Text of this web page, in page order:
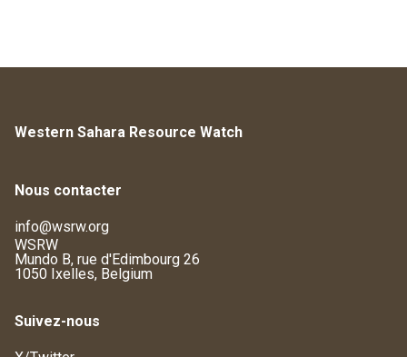
Western Sahara Resource Watch
Nous contacter
info@wsrw.org
WSRW
Mundo B, rue d'Edimbourg 26
1050 Ixelles, Belgium
Suivez-nous